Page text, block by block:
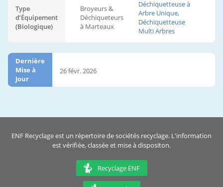
Type
d’Équipement
(Biologique)
Broyeurs &
Déchiqueteurs
à Marteaux
Déchiquetteuse à
Arbre Unique,
Déchiquetteuse
Multi Arbres
Dernière
Mise à
Jour
26 févr. 2026
ENF Recyclage est un répertoire de sociétés recyclage. L'information
est vérifiée, classée et mise à dispositon.
Recyclage ENF